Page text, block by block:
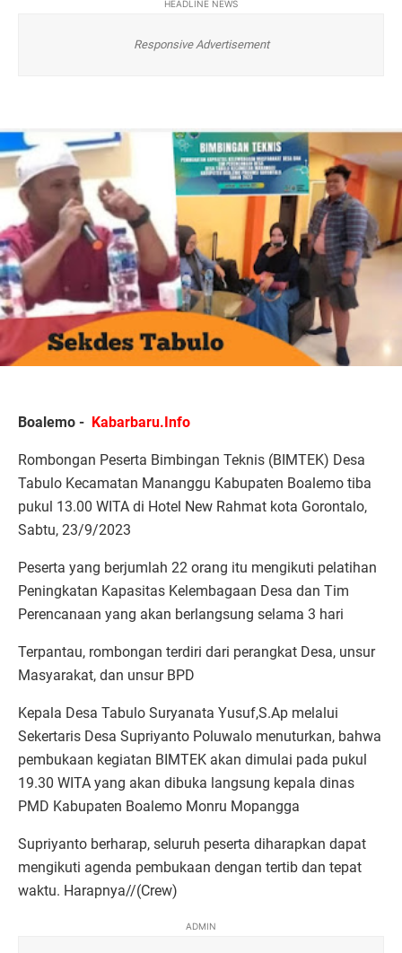
HEADLINE NEWS
Responsive Advertisement
Boalemo - Kabarbaru.Info
Rombongan Peserta Bimbingan Teknis (BIMTEK) Desa
Tabulo Kecamatan Mananggu Kabupaten Boalemo tiba
pukul 13.00 WITA di Hotel New Rahmat kota Gorontalo,
Sabtu, 23/9/2023
Peserta yang berjumlah 22 orang itu mengikuti pelatihan
Peningkatan Kapasitas Kelembagaan Desa dan Tim
Perencanaan yang akan berlangsung selama 3 hari
Terpantau, rombongan terdiri dari perangkat Desa, unsur
Masyarakat, dan unsur BPD
Kepala Desa Tabulo Suryanata Yusuf,S.Ap melalui
Sekertaris Desa Supriyanto Poluwalo menuturkan, bahwa
pembukaan kegiatan BIMTEK akan dimulai pada pukul
19.30 WITA yang akan dibuka langsung kepala dinas
PMD Kabupaten Boalemo Monru Mopangga
Supriyanto berharap, seluruh peserta diharapkan dapat
mengikuti agenda pembukaan dengan tertib dan tepat
waktu. Harapnya//(Crew)
ADMIN